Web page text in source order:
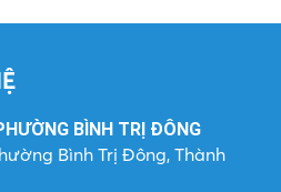
BÌNH TRỊ ĐÔNG
Bình Trị Đông, Thành